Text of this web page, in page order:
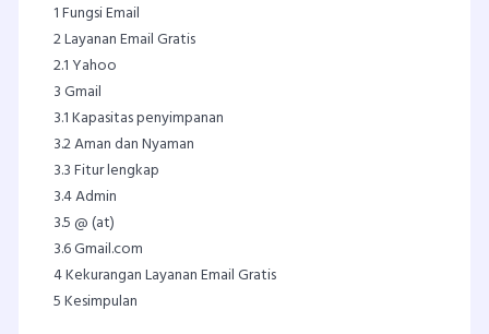
1Fungsi Email
2Layanan Email Gratis
2.1 Yahoo
3Gmail
3.1Kapasitas penyimpanan
3.2Aman dan Nyaman
3.3Fitur lengkap
3.4Admin
3.5 @ (at)
3.6Gmail.com
4Kekurangan Layanan Email Gratis
5Kesimpulan